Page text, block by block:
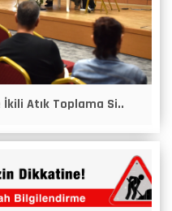
Atık Toplama Si..